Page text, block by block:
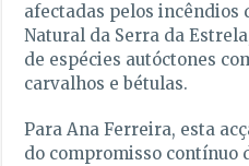
afectadas pelos incêndios
Natural da Serra da
de espécies autóctones
carvalhos e bétulas.
Para Ana Ferreira, esta
do compromisso contínuo